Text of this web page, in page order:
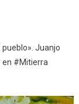
Juanjo
en #Mitierra